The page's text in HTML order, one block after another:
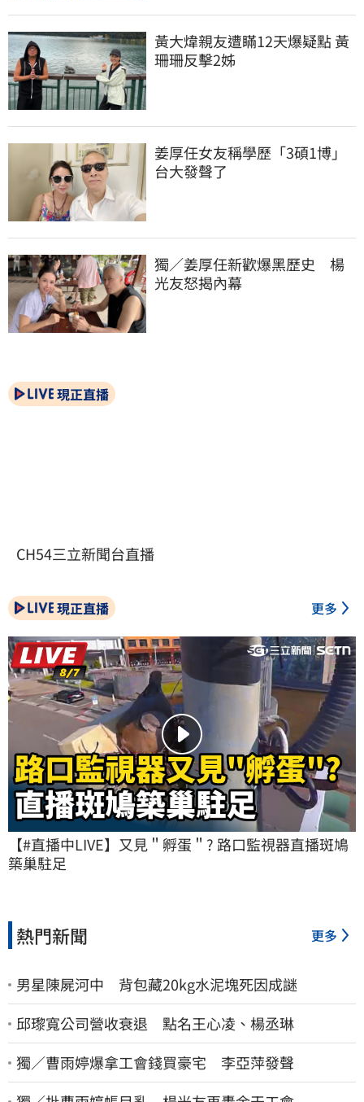
黃大煒親友遭瞞12天爆疑點 黃
珊珊反擊2姊
姜厚任女友稱學歷「3碩1博」
台大發聲了
獨／姜厚任新歡爆黑歷史　楊
光友怒揭內幕
現正直播
CH54三立新聞台直播
現正直播 更多
【#直播中LIVE】又見＂孵蛋＂? 路口監視器直播斑鳩
築巢駐足
熱門新聞 更多
男星陳屍河中 背包藏20kg水泥塊死因成謎
邱瓈寬公司營收衰退 點名王心凌、楊丞琳
獨／曹雨婷爆拿工會錢買豪宅 李亞萍發聲